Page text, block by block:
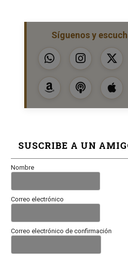
Síguenos y
SUSCRIBE A UN
Nombre
Correo electrónico
Correo electrónico de confirmación